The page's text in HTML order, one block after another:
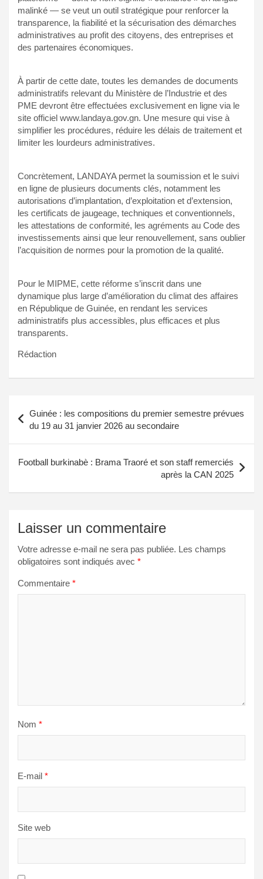
malinké — se veut un outil stratégique pour renforcer la
transparence, la fiabilité et la sécurisation des démarches
administratives au profit des citoyens, des entreprises et
des partenaires économiques.
À partir de cette date, toutes les demandes de documents
administratifs relevant du Ministère de l’Industrie et des
PME devront être effectuées exclusivement en ligne via le
site officiel www.landaya.gov.gn. Une mesure qui vise à
simplifier les procédures, réduire les délais de traitement et
limiter les lourdeurs administratives.
Concrètement, LANDAYA permet la soumission et le suivi
en ligne de plusieurs documents clés, notamment les
autorisations d’implantation, d’exploitation et d’extension,
les certificats de jaugeage, techniques et conventionnels,
les attestations de conformité, les agréments au Code des
investissements ainsi que leur renouvellement, sans oublier
l’acquisition de normes pour la promotion de la qualité.
Pour le MIPME, cette réforme s’inscrit dans une
dynamique plus large d’amélioration du climat des affaires
en République de Guinée, en rendant les services
administratifs plus accessibles, plus efficaces et plus
transparents.
Rédaction
de
l’article
Guinée : les compositions du premier semestre prévues
du 19 au 31 janvier 2026 au secondaire
Football burkinabè : Brama Traoré et son staff remerciés
après la CAN 2025
Laisser un commentaire
Votre adresse e-mail ne sera pas publiée. Les champs
obligatoires sont indiqués avec *
Commentaire *
Nom *
E-mail *
Site web